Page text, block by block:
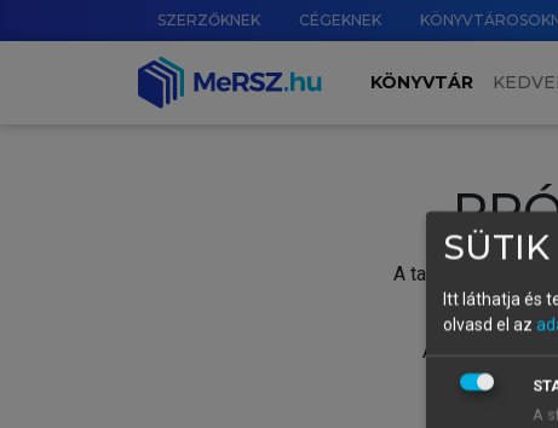
SZERZŐKNEK CÉGEKNEK
KÖNYVTÁR
A tartalom
Új
A próbaidőszak
Itt láthatja és
olvasd el az
A